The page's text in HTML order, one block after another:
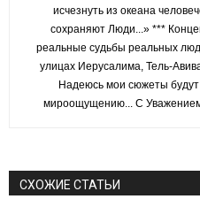
исчезнуть из океана
сохраняют Люди...» ***
реальные судьбы реальных
улицах Иерусалима, Тель-
Надеюсь мои сюжеты
мироощущению... С
СХОЖИЕ СТАТЬИ